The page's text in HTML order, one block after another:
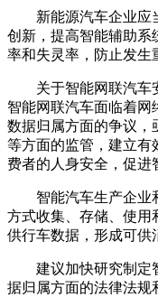
新能源汽车企业应
创新，提高智能辅助系
率和失灵率，防止发生
关于智能网联汽车
智能网联汽车面临着
数据归属方面的争议，
等方面的监管，建立有
费者的人身安全，促进
智能汽车生产企业
方式收集、存储、使用
供行车数据，形成可供
建议加快研究制定
据归属方面的法律法规